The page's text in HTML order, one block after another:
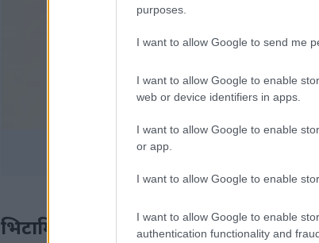
purposes.
I want to allow Google to send me
I want to allow Google to enable
web or device identifiers in apps.
I want to allow Google to enable
or app.
I want to allow Google to enable
I want to allow Google to enable
authentication functionality and
भिटामिन सीले भरिपूर्ण